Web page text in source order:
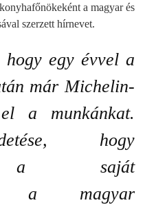
a magyar és
szerzett hírnevet.
egy évvel a
már Michelin-
a munkánkat.
hogy
a saját
a magyar